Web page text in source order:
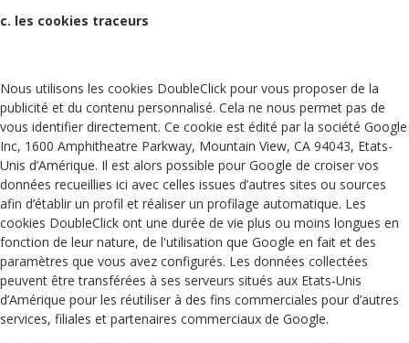
c. les cookies traceurs
Nous utilisons les cookies DoubleClick pour vous proposer de la
publicité et du contenu personnalisé. Cela ne nous permet pas de
vous identifier directement. Ce cookie est édité par la société Google
Inc, 1600 Amphitheatre Parkway, Mountain View, CA 94043, Etats-
Unis d’Amérique. Il est alors possible pour Google de croiser vos
données recueillies ici avec celles issues d’autres sites ou sources
afin d’établir un profil et réaliser un profilage automatique. Les
cookies DoubleClick ont une durée de vie plus ou moins longues en
fonction de leur nature, de l'utilisation que Google en fait et des
paramètres que vous avez configurés. Les données collectées
peuvent être transférées à ses serveurs situés aux Etats-Unis
d’Amérique pour les réutiliser à des fins commerciales pour d’autres
services, filiales et partenaires commerciaux de Google.